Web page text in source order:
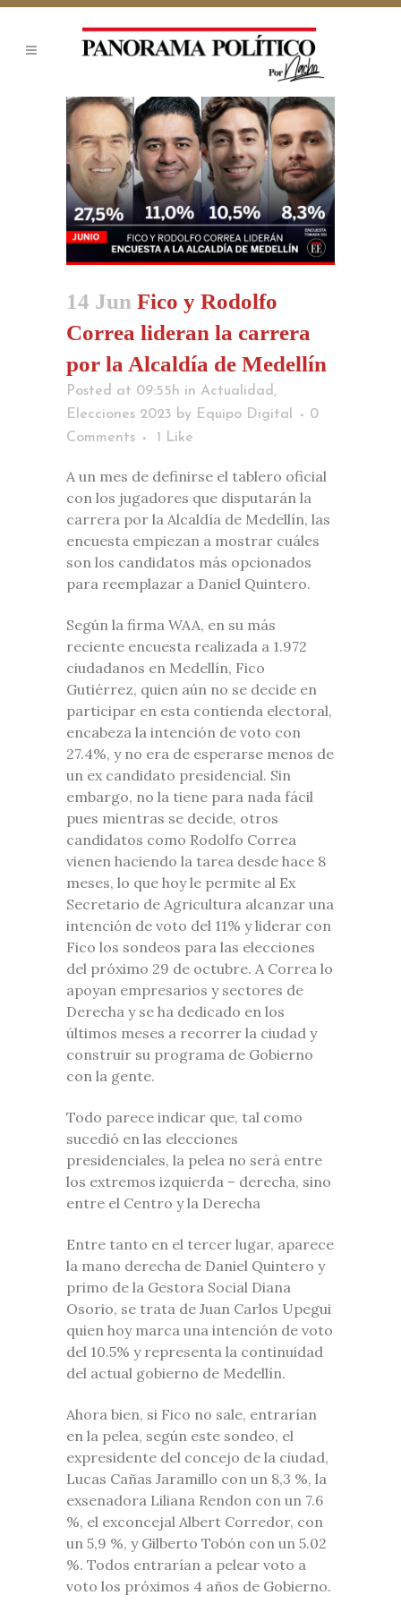
14 Jun Fico y Rodolfo
Correa lideran la carrera
por la Alcaldía de Medellín
Posted at 09:55h in Actualidad ,
Elecciones 2023 by Equipo Digital
0
Comments
1 Like
A un mes de definirse el tablero oficial
con los jugadores que disputarán la
carrera por la Alcaldía de Medellín, las
encuesta empiezan a mostrar cuáles
son los candidatos más opcionados
para reemplazar a Daniel Quintero.
Según la firma WAA, en su más
reciente encuesta realizada a 1.972
ciudadanos en Medellín, Fico
Gutiérrez, quien aún no se decide en
participar en esta contienda electoral,
encabeza la intención de voto con
27.4%, y no era de esperarse menos de
un ex candidato presidencial. Sin
embargo, no la tiene para nada fácil
pues mientras se decide, otros
candidatos como Rodolfo Correa
vienen haciendo la tarea desde hace 8
meses, lo que hoy le permite al Ex
Secretario de Agricultura alcanzar una
intención de voto del 11% y liderar con
Fico los sondeos para las elecciones
del próximo 29 de octubre. A Correa lo
apoyan empresarios y sectores de
Derecha y se ha dedicado en los
últimos meses a recorrer la ciudad y
construir su programa de Gobierno
con la gente.
Todo parece indicar que, tal como
sucedió en las elecciones
presidenciales, la pelea no será entre
los extremos izquierda – derecha, sino
entre el Centro y la Derecha
Entre tanto en el tercer lugar, aparece
la mano derecha de Daniel Quintero y
primo de la Gestora Social Diana
Osorio, se trata de Juan Carlos Upegui
quien hoy marca una intención de voto
del 10.5% y representa la continuidad
del actual gobierno de Medellín.
Ahora bien, si Fico no sale, entrarían
en la pelea, según este sondeo, el
expresidente del concejo de la ciudad,
Lucas Cañas Jaramillo con un 8,3 %, la
exsenadora Liliana Rendon con un 7.6
%, el exconcejal Albert Corredor, con
un 5,9 %, y Gilberto Tobón con un 5.02
%. Todos entrarían a pelear voto a
voto los próximos 4 años de Gobierno.